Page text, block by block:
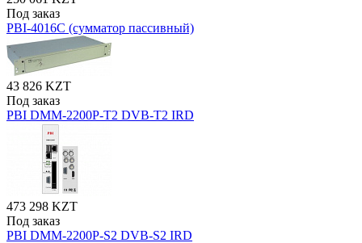
Под заказ
PBI-4016C (сумматор пассивный)
43 826 KZT
Под заказ
PBI DMM-2200P-T2 DVB-T2 IRD
473 298 KZT
Под заказ
PBI DMM-2200P-S2 DVB-S2 IRD